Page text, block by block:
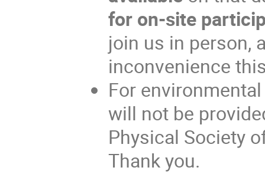
for on-site
join us in person,
inconvenience
For
will not be
Physical Society
Thank you.